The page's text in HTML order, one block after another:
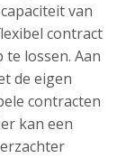
van
contract
lossen. Aan
de eigen
contracten
kan een